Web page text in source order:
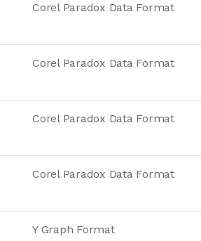
Corel Paradox Data Format
Corel Paradox Data Format
Corel Paradox Data Format
Corel Paradox Data Format
Y Graph Format